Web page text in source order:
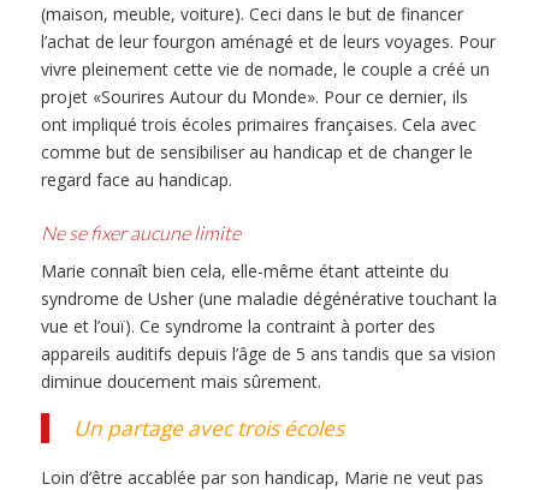
(maison, meuble, voiture). Ceci dans le but de financer
l’achat de leur fourgon aménagé et de leurs voyages. Pour
vivre pleinement cette vie de nomade, le couple a créé un
projet «Sourires Autour du Monde». Pour ce dernier, ils
ont impliqué trois écoles primaires françaises. Cela avec
comme but de sensibiliser au handicap et de changer le
regard face au handicap.
Ne se fixer aucune limite
Marie connaît bien cela, elle-même étant atteinte du
syndrome de Usher (une maladie dégénérative touchant la
vue et l’ouï). Ce syndrome la contraint à porter des
appareils auditifs depuis l’âge de 5 ans tandis que sa vision
diminue doucement mais sûrement.
Un partage avec trois écoles
Loin d’être accablée par son handicap, Marie ne veut pas